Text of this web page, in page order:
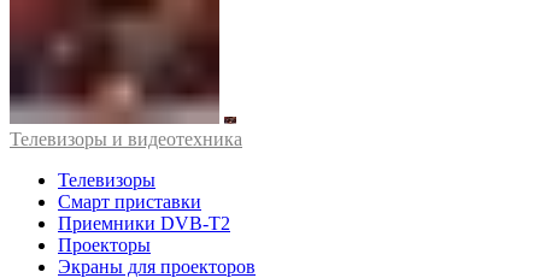
Телевизоры и видеотехника
Телевизоры
Смарт приставки
Приемники DVB-T2
Проекторы
Экраны для проекторов